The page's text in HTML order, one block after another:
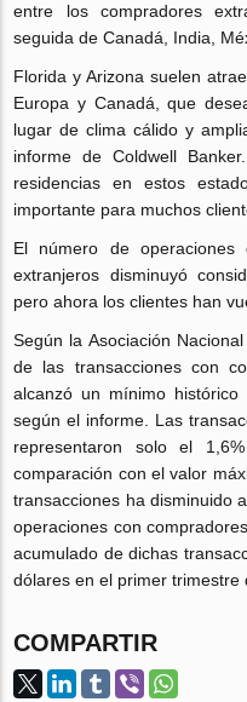
entre los compradores
seguida de Canadá, India,
Florida y Arizona suelen
Europa y Canadá, que
lugar de clima cálido y
informe de Coldwell
residencias en estos
importante para muchos
El número de operaciones
extranjeros disminuyó
pero ahora los clientes han
Según la Asociación
de las transacciones con
alcanzó un mínimo
según el informe. Las
representaron solo el
comparación con el valor
transacciones ha disminuido
operaciones con
acumulado de dichas
dólares en el primer trimestre
COMPARTIR